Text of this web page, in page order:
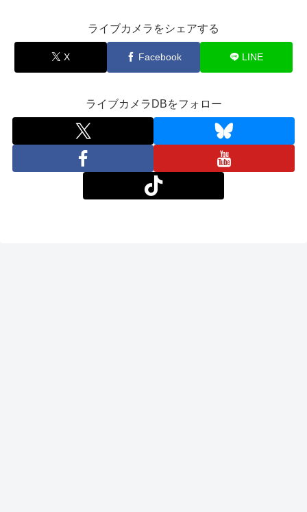
ライブカメラをシェアする
X Facebook LINE
ライブカメラDBをフォロー